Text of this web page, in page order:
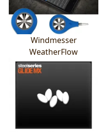
Windmesser
WeatherFlow